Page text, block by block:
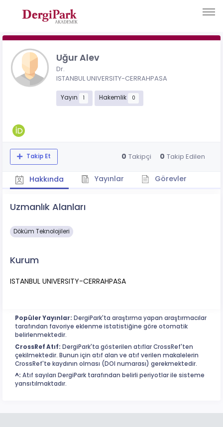
Uğur Alev
Dr.
ISTANBUL UNIVERSITY-CERRAHPASA
Yayın 1 Hakemlik 0
Takip Et 0 Takipçi 0 Takip Edilen
Hakkında Yayınlar Görevler
Uzmanlık Alanları
Döküm Teknolojileri
Kurum
ISTANBUL UNIVERSITY-CERRAHPASA
Popüler Yayınlar: DergiPark'ta araştırma yapan araştırmacılar
tarafından favoriye eklenme istatistiğine göre otomatik
belirlenmektedir.
CrossRef Atıf: DergiPark'ta gösterilen atıflar CrossRef'ten
çekilmektedir. Bunun için atıf alan ve atıf verilen makalelerin
CrossRef'te kaydının olması (DOI numarası) gerekmektedir.
^: Atıf sayıları DergiPark tarafından belirli periyotlar ile sisteme
yansıtılmaktadır.